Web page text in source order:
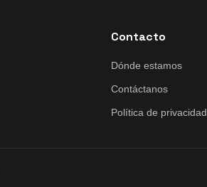
Contacto
Dónde estamos
Contáctanos
Política de privacidad